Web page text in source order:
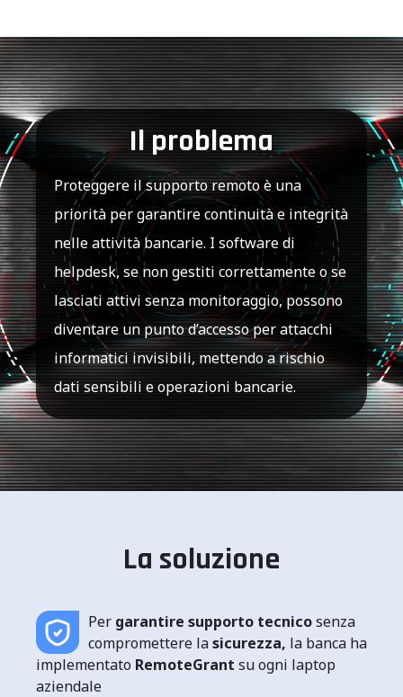
Il problema
Proteggere il supporto remoto è una
priorità per garantire continuità e integrità
nelle attività bancarie. I software di
helpdesk, se non gestiti correttamente o se
lasciati attivi senza monitoraggio, possono
diventare un punto d’accesso per attacchi
informatici invisibili, mettendo a rischio
dati sensibili e operazioni bancarie.
La soluzione
Per garantire supporto tecnicosenza
compromettere lasicurezza, la banca ha
implementato RemoteGrant su ogni laptop
aziendale